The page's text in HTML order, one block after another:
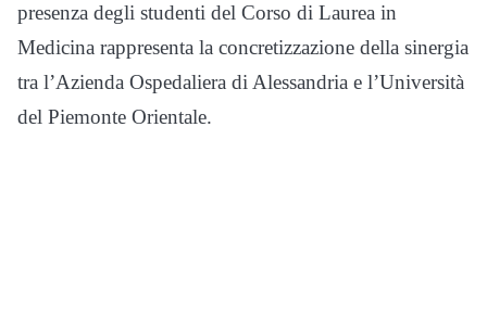
presenza degli studenti del Corso di Laurea in
Medicina rappresenta la concretizzazione della sinergia
tra l’Azienda Ospedaliera di Alessandria e l’Università
del Piemonte Orientale.